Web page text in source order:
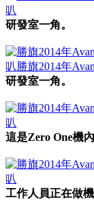
研發室一角。
研發室一角。
這是Zero One機
工作人員正在做機